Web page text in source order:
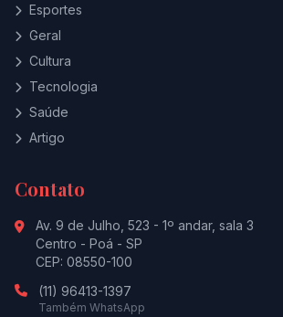
Esportes
Geral
Cultura
Tecnologia
Saúde
Artigo
Contato
Av. 9 de Julho, 523 - 1º andar, sala 3
Centro - Poá - SP
CEP: 08550-100
(11) 96413-1397
Também WhatsApp